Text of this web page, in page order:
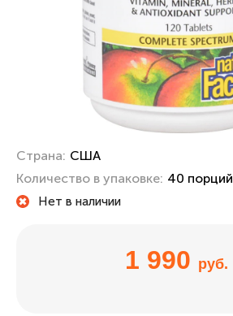
Страна: США
Количество в упаковке: 40 порций
Нет в наличии
1 990 руб.